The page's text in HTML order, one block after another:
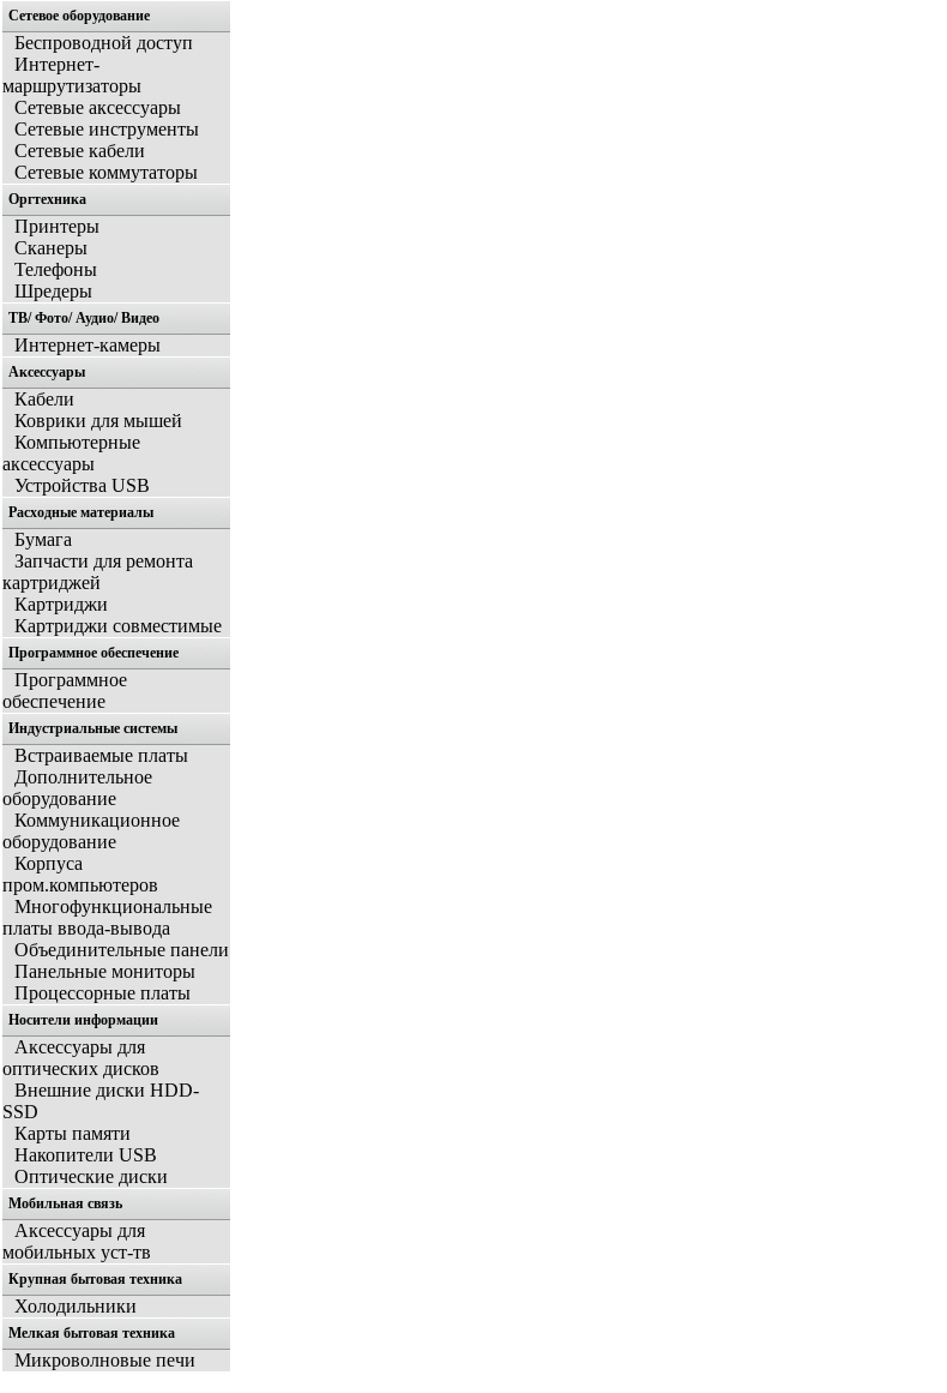
Сетевое оборудование
Беспроводной доступ
Интернет-
маршрутизаторы
Сетевые аксессуары
Сетевые инструменты
Сетевые кабели
Сетевые коммутаторы
Оргтехника
Принтеры
Сканеры
Телефоны
Шредеры
ТВ/ Фото/ Аудио/ Видео
Интернет-камеры
Аксессуары
Кабели
Коврики для мышей
Компьютерные
аксессуары
Устройства USB
Расходные материалы
Бумага
Запчасти для ремонта
картриджей
Картриджи
Картриджи совместимые
Программное обеспечение
Программное
обеспечение
Индустриальные системы
Встраиваемые платы
Дополнительное
оборудование
Коммуникационное
оборудование
Корпуса
пром.компьютеров
Многофункциональные
платы ввода-вывода
Объединительные панели
Панельные мониторы
Процессорные платы
Носители информации
Аксессуары для
оптических дисков
Внешние диски HDD-
SSD
Карты памяти
Накопители USB
Оптические диски
Мобильная связь
Аксессуары для
мобильных уст-тв
Крупная бытовая техника
Холодильники
Мелкая бытовая техника
Микроволновые печи